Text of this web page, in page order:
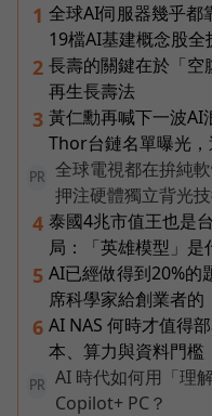
1 全球AI伺服器幾乎
19檔AI基建概念股全
2 長壽的關鍵在於「空
再生長壽法
3 黃仁勳再喊下一波AI
Thor台鏈名單曝光
PR
全球電視都在拚純
押注硬體獨立背光技
4 泰國4兆市值王也是
局：「英雄模型」是
5 AI已經做得到20%
席科學家給創業者的
6 AI NAS 何時才值得
本、算力與資料門檻
PR
AI 時代如何用「理
Copilot+ PC？